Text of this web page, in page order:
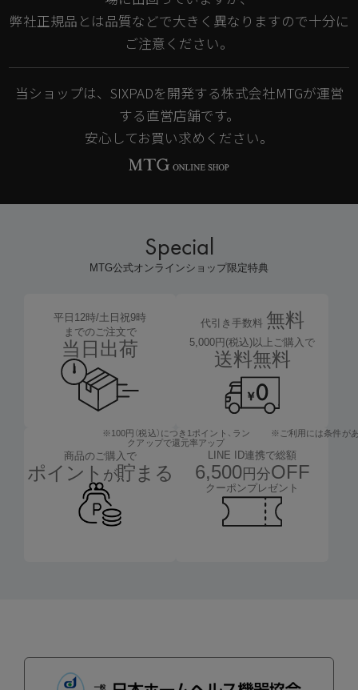
弊社正規品とは品質などで大きく異なりますので十分に
ご注意ください。
当ショップは、SIXPADを開発する株式会社MTGが運営
する直営店舗です。
安心してお買い求めください。
Special
MTG公式オンラインショップ限定特典
平日12時/土日祝9時
までのご注文で
当日出荷
代引き手数料 無料
5,000円(税込)以上ご購入で
送料無料
商品のご購入で
ポイント が貯まる
※100円（税込）につき1ポイント、 ラン
クアップで還元率アップ
LINE ID連携で総額
6,500円分OFF
クーポンプレゼント
※ご利用には条件が